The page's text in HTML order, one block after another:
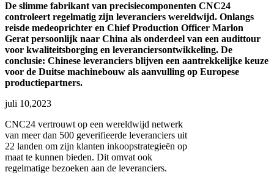
De slimme fabrikant van precisiecomponenten CNC24
controleert regelmatig zijn leveranciers wereldwijd. Onlangs
reisde medeoprichter en Chief Production Officer Marlon
Gerat persoonlijk naar China als onderdeel van een audittour
voor kwaliteitsborging en leveranciersontwikkeling. De
conclusie: Chinese leveranciers blijven een aantrekkelijke keuze
voor de Duitse machinebouw als aanvulling op Europese
productiepartners.
juli 10,2023
CNC24 vertrouwt op een wereldwijd netwerk
van meer dan 500 geverifieerde leveranciers uit
22 landen om zijn klanten inkoopstrategieën op
maat te kunnen bieden. Dit omvat ook
regelmatige bezoeken aan de leveranciers.